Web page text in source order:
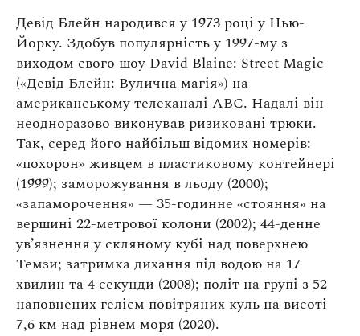
Оплата та доставка
Повернення та обмін
Публічна оферта
Про магазин
КРЕЗЮМЕ
Про сервіс
Девід Блейн народився у 1973 році у Нью-
Йорку. Здобув популярність у 1997-му з
виходом свого шоу David Blaine: Street Magic
(«Девід Блейн: Вулична магія») на
американському телеканалі ABC. Надалі він
неодноразово виконував ризиковані трюки.
Так, серед його найбільш відомих номерів:
«похорон» живцем в пластиковому контейнері
(1999); заморожування в льоду (2000);
«запаморочення» — 35-годинне «стояння» на
вершині 22-метрової колони (2002); 44-денне
ув’язнення у скляному кубі над поверхнею
Темзи; затримка дихання під водою на 17
хвилин та 4 секунди (2008); політ на групі з 52
наповнених гелієм повітряних куль на висоті
7,6 км над рівнем моря (2020).